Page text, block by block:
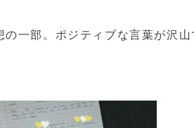
一部。ポジティブな言葉が沢山